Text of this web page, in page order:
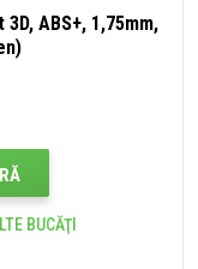
ABS+, 1,75mm,
BUCĂŢI